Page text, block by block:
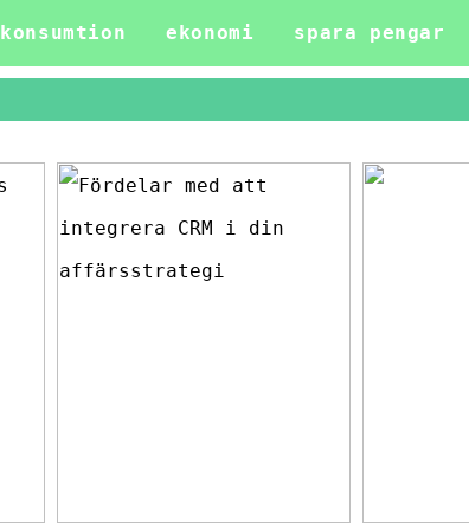
konsumtion ekonomi spara pengar